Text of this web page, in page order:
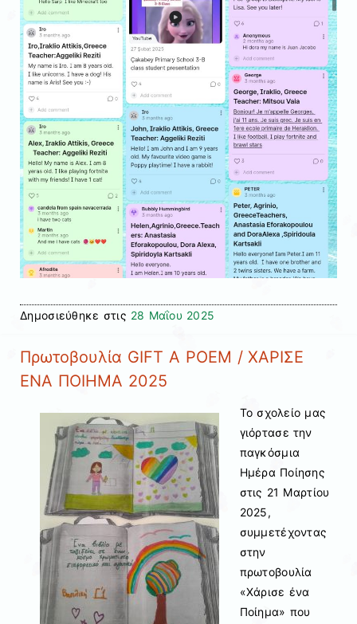
Δημοσιεύθηκε στις 28 Μαΐου 2025
Πρωτοβουλία GIFT A POEM / ΧΑΡΙΣΕ
ΕΝΑ ΠΟΙΗΜΑ 2025
Το σχολείο μας
γιόρτασε την
παγκόσμια
Ημέρα Ποίησης
στις 21 Μαρτίου
2025,
συμμετέχοντας
στην
πρωτοβουλία
«Χάρισε ένα
Ποίημα» που